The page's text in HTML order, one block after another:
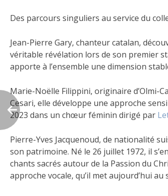
Des parcours singuliers au service du
Jean-Pierre Gary, chanteur catalan,
véritable révélation lors de son premier
apporte à l’ensemble une dimension
Marie-Noëlle Filippini, originaire d’Olmi-
Cesari, elle développe une approche
2023 dans un chœur féminin dirigé par
Pierre-Yves Jacquenoud, de nationalité
son patrimoine. Né le 26 juillet 1972, il
chants sacrés autour de la Passion du
approche vocale, qu’il met aujourd’hui